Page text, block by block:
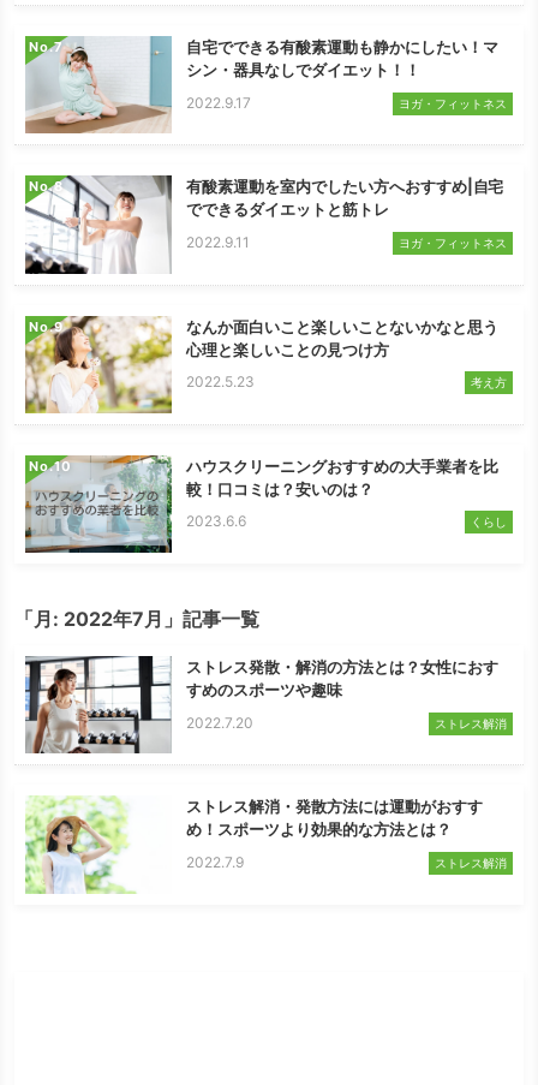
No.
自宅でできる有酸素運動も静かにしたい！マ
シン・器具なしでダイエット！！
2022.9.17 ヨガ・フィットネス
No.
有酸素運動を室内でしたい方へおすすめ|自宅
でできるダイエットと筋トレ
2022.9.11 ヨガ・フィットネス
No.
なんか面白いこと楽しいことないかなと思う
心理と楽しいことの見つけ方
2022.5.23 考え方
No.
ハウスクリーニングおすすめの大手業者を比
較！口コミは？安いのは？
2023.6.6 くらし
「月: 2022年7月 」記事一覧
ストレス発散・解消の方法とは？女性におす
すめのスポーツや趣味
2022.7.20 ストレス解消
ストレス解消・発散方法には運動がおすす
め！スポーツより効果的な方法とは？
2022.7.9 ストレス解消